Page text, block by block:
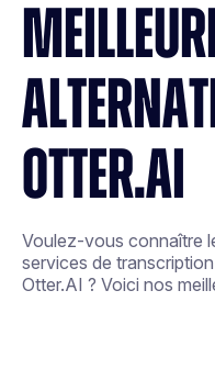
OTTER.AI
Voulez-vous connaître
services de
Otter.AI ? Voici nos